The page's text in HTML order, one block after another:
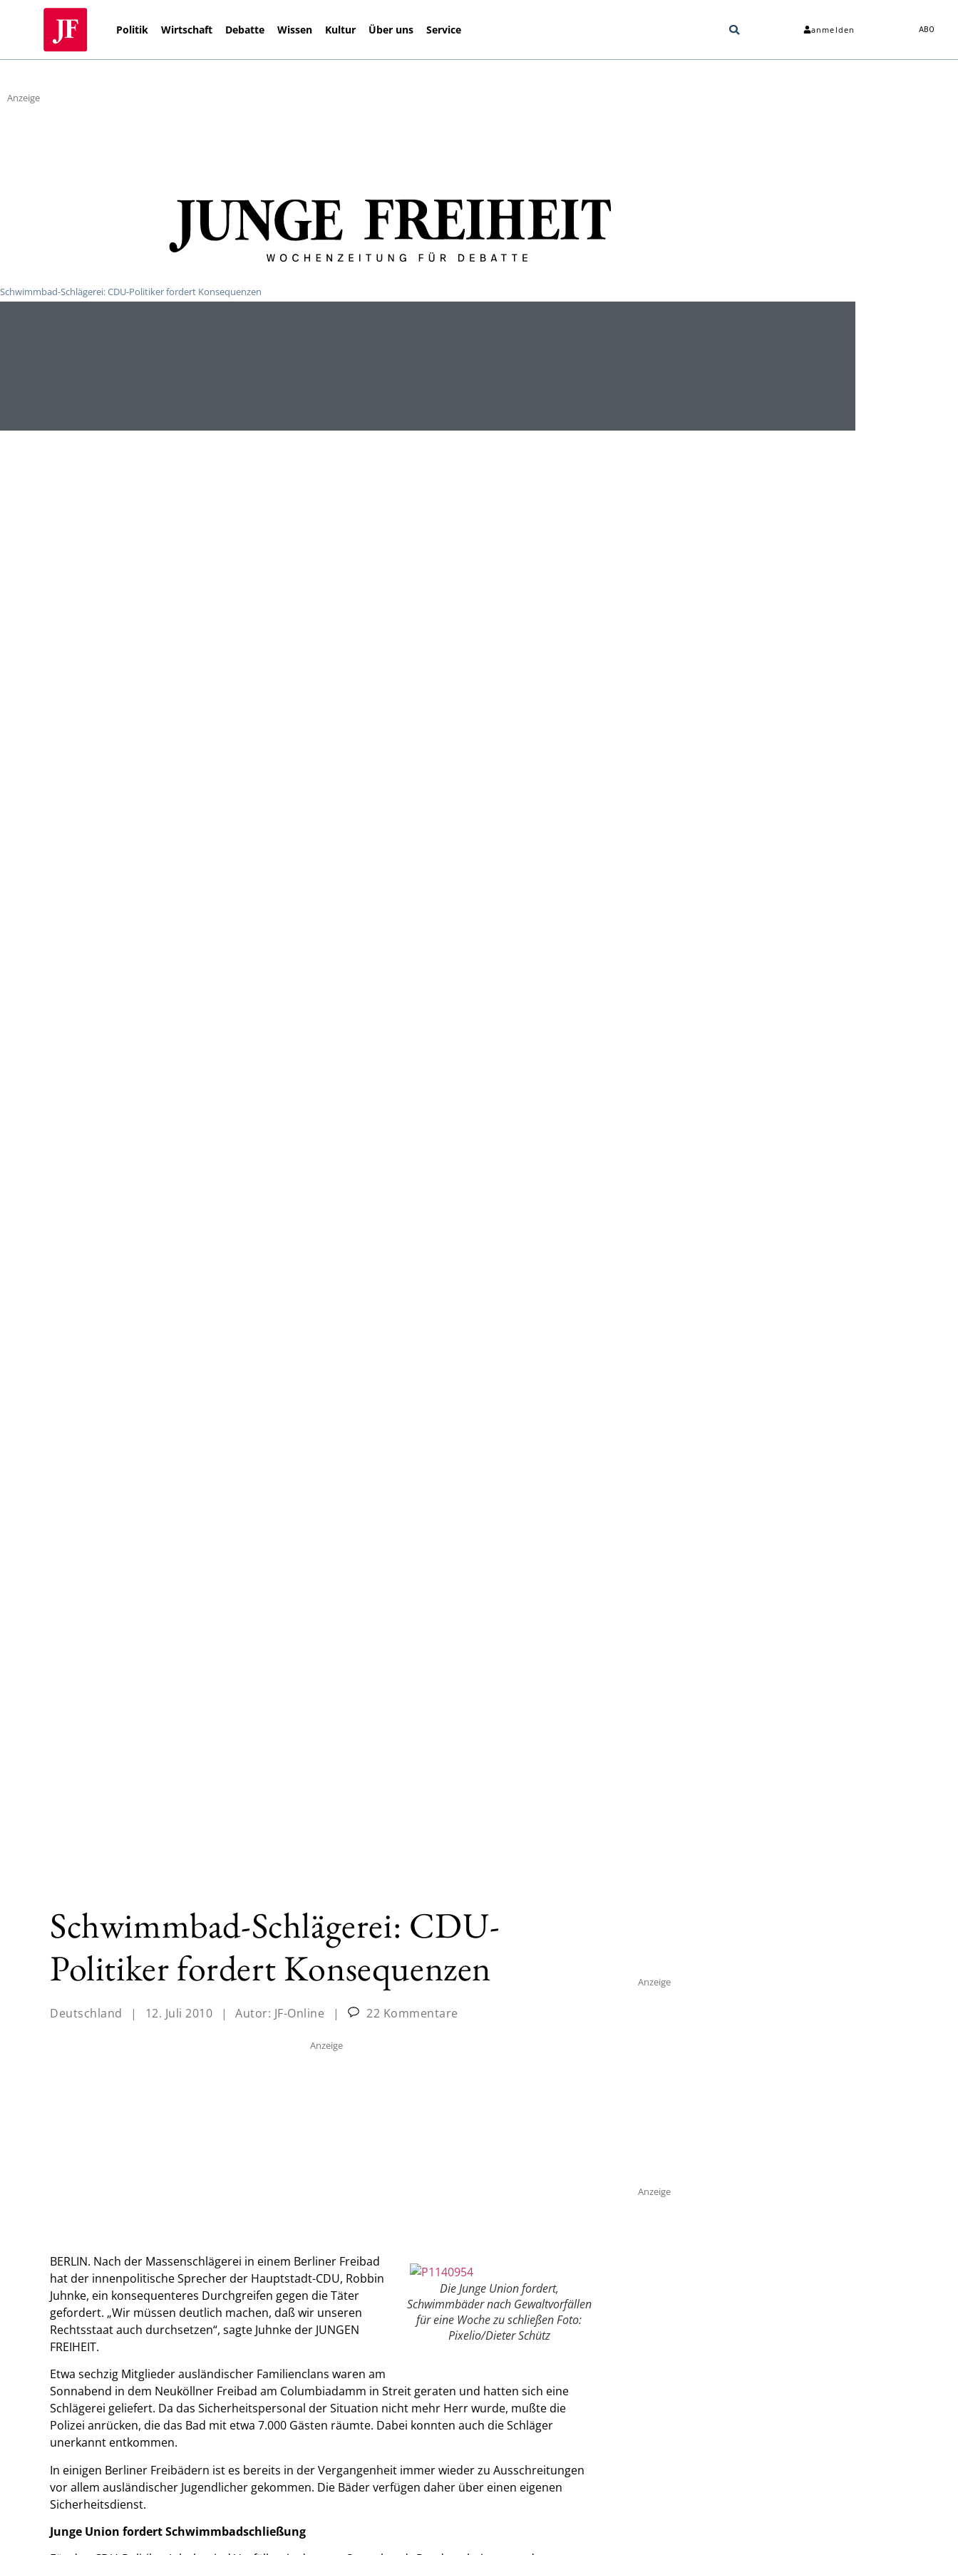
Politik Wirtschaft Debatte Wissen Kultur Über uns Service anmelden ABO
Anzeige
Schwimmbad-Schlägerei: CDU-Politiker fordert Konsequenzen
Schwimmbad-Schlägerei: CDU-
Politiker fordert Konsequenzen
Deutschland | 12. Juli 2010 | Autor: JF-Online | 22 Kommentare
Anzeige
Die Junge Union fordert,
Schwimmbäder nach Gewaltvorfällen
für eine Woche zu schließen Foto:
Pixelio/Dieter Schütz
BERLIN. Nach der Massenschlägerei in einem Berliner Freibad
hat der innenpolitische Sprecher der Hauptstadt-CDU, Robbin
Juhnke, ein konsequenteres Durchgreifen gegen die Täter
gefordert. „Wir müssen deutlich machen, daß wir unseren
Rechtsstaat auch durchsetzen“, sagte Juhnke der JUNGEN
FREIHEIT.
Etwa sechzig Mitglieder ausländischer Familienclans waren am
Sonnabend in dem Neuköllner Freibad am Columbiadamm in Streit geraten und hatten sich eine
Schlägerei geliefert. Da das Sicherheitspersonal der Situation nicht mehr Herr wurde, mußte die
Polizei anrücken, die das Bad mit etwa 7.000 Gästen räumte. Dabei konnten auch die Schläger
unerkannt entkommen.
In einigen Berliner Freibädern ist es bereits in der Vergangenheit immer wieder zu Ausschreitungen
vor allem ausländischer Jugendlicher gekommen. Die Bäder verfügen daher über einen eigenen
Sicherheitsdienst.
Junge Union fordert Schwimmbadschließung
Anzeige
Anzeige